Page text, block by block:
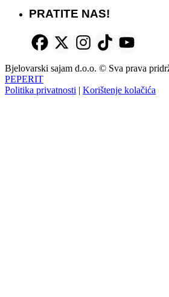
PRATITE NAS!
Bjelovarski sajam d.o.o. © Sva prava
PEPERIT
Politika privatnosti | Korištenje kolačića